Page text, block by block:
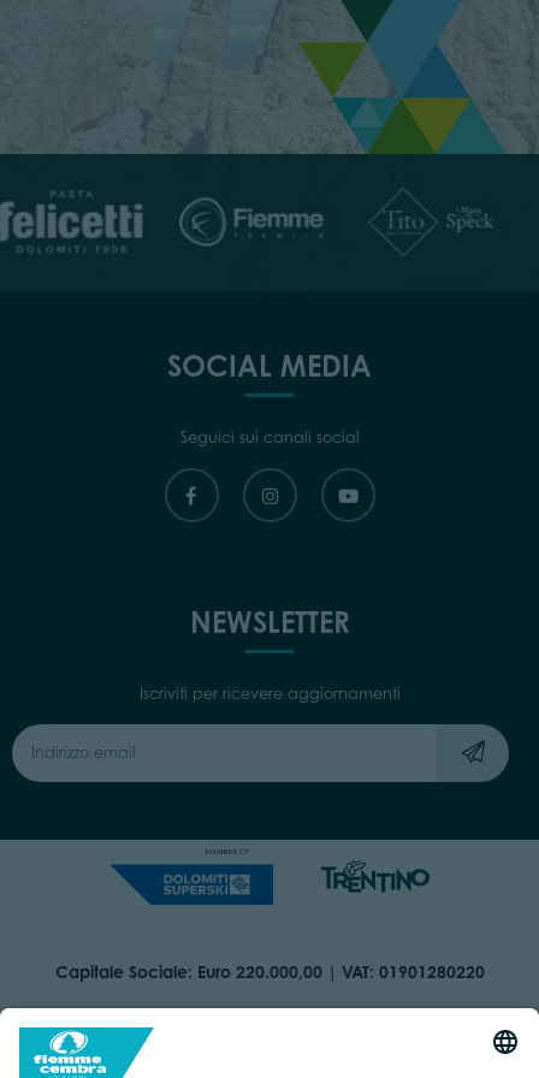
SOCIAL MEDIA
Seguici sui canali social
NEWSLETTER
Iscriviti per ricevere aggiornamenti
Capitale Sociale: Euro 220.000,00 | VAT: 01901280220
COOKIES ORGANIZZAZIONE TRASPARENTE
DICHIARAZIONE DI ACCESSIBILITÀ
IMPRINT